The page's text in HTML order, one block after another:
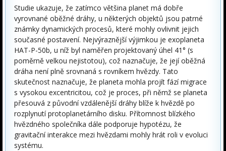
Studie ukazuje, že zatímco většina planet má dobře
vyrovnané oběžné dráhy, u některých objektů jsou patrné
známky dynamických procesů, které mohly ovlivnit jejich
současné postavení. Nejvýraznější výjimkou je exoplaneta
HAT-P-50b, u níž byl naměřen projektovaný úhel 41° (s
poměrně velkou nejistotou), což naznačuje, že její oběžná
dráha není plně srovnaná s rovníkem hvězdy. Tato
skutečnost naznačuje, že planeta mohla projít fází migrace
s vysokou excentricitou, což je proces, při němž se planeta
přesouvá z původní vzdálenější dráhy blíže k hvězdě po
rozplynutí protoplanetárního disku. Přítomnost blízkého
hvězdného společníka dále podporuje hypotézu, že
gravitační interakce mezi hvězdami mohly hrát roli v evoluci
systému.